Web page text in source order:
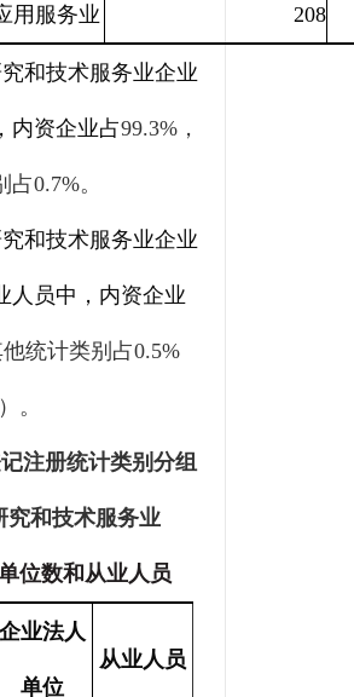
用服务业 208
和技术服务业企业
内资企业占99.3% ，
占0.7%。
和技术服务业企业
人员中，内资企业
他统计类别占0.5%
）。
注册统计类别分组
究和技术服务业
位数和从业人员
企业法人
单位
从业人员